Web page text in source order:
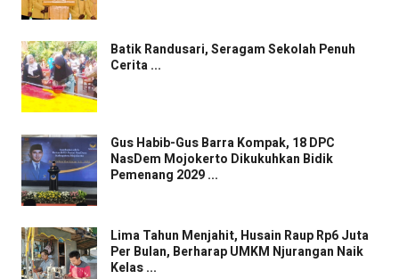
Batik Randusari, Seragam Sekolah Penuh
Cerita ...
Gus Habib-Gus Barra Kompak, 18 DPC
NasDem Mojokerto Dikukuhkan Bidik
Pemenang 2029 ...
Lima Tahun Menjahit, Husain Raup Rp6 Juta
Per Bulan, Berharap UMKM Njurangan Naik
Kelas ...